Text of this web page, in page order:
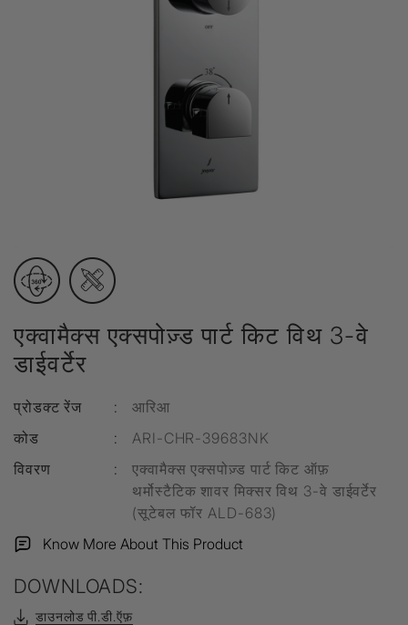
एक्वामैक्स एक्सपोज़्ड पार्ट किट विथ 3-वे
डाईवर्टेर
प्रोडक्ट रेंज :
आरिआ
कोड
:
ARI-CHR-39683NK
विवरण
:
एक्वामैक्स एक्सपोज़्ड पार्ट किट ऑफ़
थर्मोस्टैटिक शावर मिक्सर विथ 3-वे डाईवर्टेर
(सूटेबल फॉर ALD-683)
Know More About This Product
DOWNLOADS:
डाउनलोड पी.डी.ऍफ़